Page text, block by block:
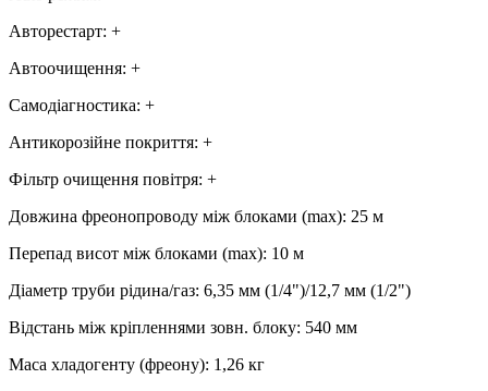
Авторестарт: +
Автоочищення: +
Самодіагностика: +
Антикорозійне покриття: +
Фільтр очищення повітря: +
Довжина фреонопроводу між блоками (max): 25 м
Перепад висот між блоками (max): 10 м
Діаметр труби рідина/газ: 6,35 мм (1/4")/12,7 мм (1/2")
Відстань між кріпленнями зовн. блоку: 540 мм
Маса хладогенту (фреону): 1,26 кг